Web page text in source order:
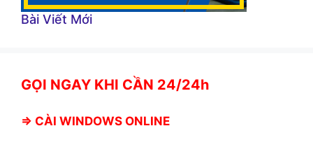
Bài Viết Mới
GỌI NGAY KHI CẦN 24/24h
⇒ CÀI WINDOWS ONLINE